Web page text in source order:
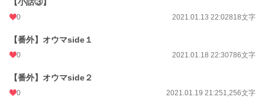
0 2021.01.13 22:02818文字
【番外】オウマside１
0 2021.01.18 22:30786文字
【番外】オウマside２
0 2021.01.19 21:251,256文字